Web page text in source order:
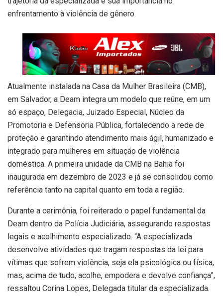
enfrentamento à violência de gênero.
Atualmente instalada na Casa da Mulher Brasileira (CMB),
em Salvador, a Deam integra um modelo que reúne, em um
só espaço, Delegacia, Juizado Especial, Núcleo da
Promotoria e Defensoria Pública, fortalecendo a rede de
proteção e garantindo atendimento mais ágil, humanizado e
integrado para mulheres em situação de violência
doméstica. A primeira unidade da CMB na Bahia foi
inaugurada em dezembro de 2023 e já se consolidou como
referência tanto na capital quanto em toda a região.
Durante a cerimônia, foi reiterado o papel fundamental da
Deam dentro da Polícia Judiciária, assegurando respostas
legais e acolhimento especializado. “A especializada
desenvolve atividades que tragam respostas da lei para
vítimas que sofrem violência, seja ela psicológica ou física,
mas, acima de tudo, acolhe, empodera e devolve confiança”,
ressaltou Corina Lopes, Delegada titular da especializada.